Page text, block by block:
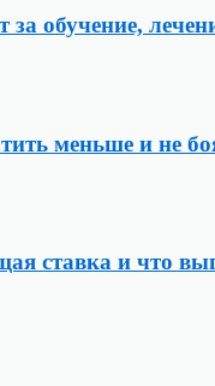
обучение,
меньше и не
ставка и что